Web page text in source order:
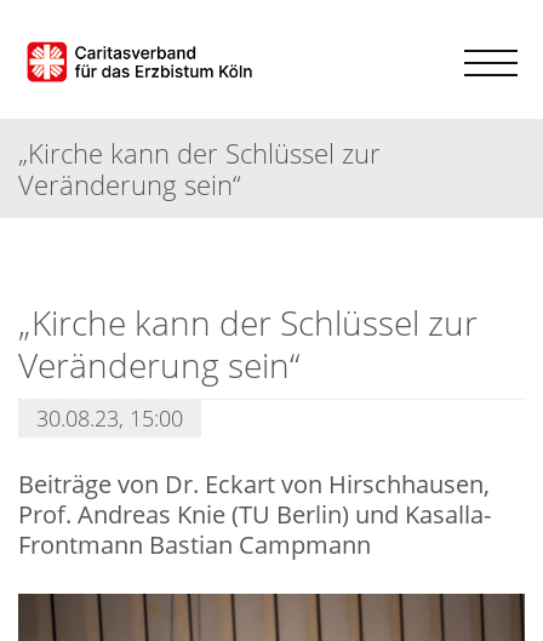
„Kirche kann der Schlüssel zur
Veränderung sein“
„Kirche kann der Schlüssel zur
Veränderung sein“
30.08.23, 15:00
Beiträge von Dr. Eckart von Hirschhausen,
Prof. Andreas Knie (TU Berlin) und Kasalla-
Frontmann Bastian Campmann